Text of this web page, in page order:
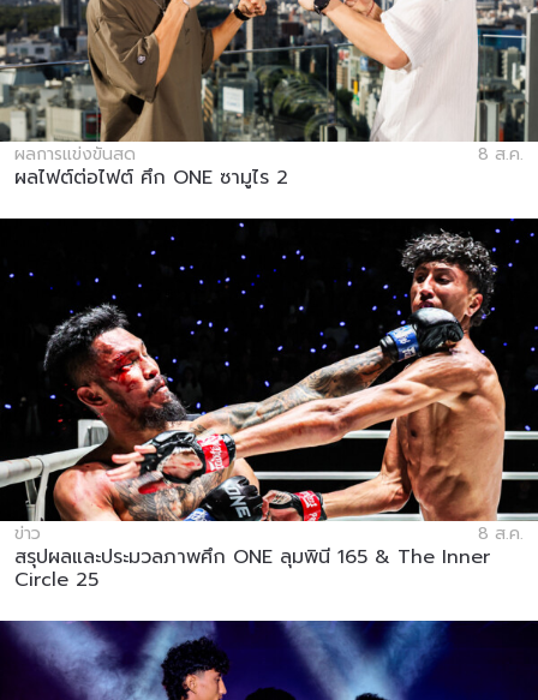
ผลการแข่งขันสด 8 ส.ค.
ผลไฟต์ต่อไฟต์ ศึก ONE ซามูไร 2
ข่าว 8 ส.ค.
สรุปผลและประมวลภาพศึก ONE ลุมพินี 165 & The Inner
Circle 25
คู่แข่ง
อีเวนต์
ดูไฮไลต์การแข่งขัน
ชื่อ
สมัคร
การส่งแบบฟอร์มนี้ถือว่าท่านให้ความยินยอมให้เรา
รวบรวม ใช้งาน และเปิดเผยข้อมูลของท่านภายใต้
นโยบายความเป็นส่วนตัวของเรา ท่านสามารถ
ยกเลิกการสมัครรับข่าวสารได้ตลอดเวลา